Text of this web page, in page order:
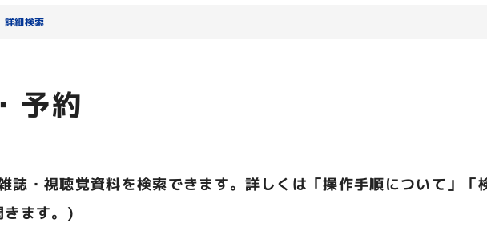
詳細検索
予約
誌・視聴覚資料を検索できます。詳しくは「操作手順について」
きます。)